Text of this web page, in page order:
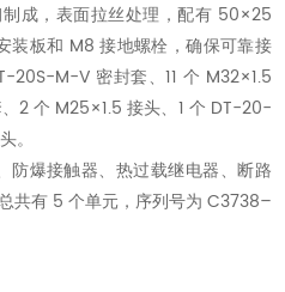
成，表面拉丝处理，配有 50×25
装板和 M8 接地螺栓，确保可靠接
20S-M-V 密封套、11 个 M32×1.5
2 个 M25×1.5 接头、1 个 DT-20-
。
爆接触器、热过载继电器、断路
共有 5 个单元，序列号为 C3738–